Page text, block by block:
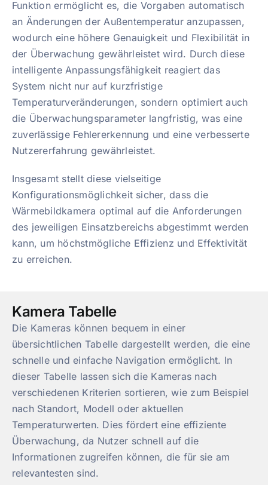
Funktion ermöglicht es, die Vorgaben automatisch
an Änderungen der Außentemperatur anzupassen,
wodurch eine höhere Genauigkeit und Flexibilität in
der Überwachung gewährleistet wird. Durch diese
intelligente Anpassungsfähigkeit reagiert das
System nicht nur auf kurzfristige
Temperaturveränderungen, sondern optimiert auch
die Überwachungsparameter langfristig, was eine
zuverlässige Fehlererkennung und eine verbesserte
Nutzererfahrung gewährleistet.
Insgesamt stellt diese vielseitige
Konfigurationsmöglichkeit sicher, dass die
Wärmebildkamera optimal auf die Anforderungen
des jeweiligen Einsatzbereichs abgestimmt werden
kann, um höchstmögliche Effizienz und Effektivität
zu erreichen.
Kamera Tabelle
Die Kameras können bequem in einer
übersichtlichen Tabelle dargestellt werden, die eine
schnelle und einfache Navigation ermöglicht. In
dieser Tabelle lassen sich die Kameras nach
verschiedenen Kriterien sortieren, wie zum Beispiel
nach Standort, Modell oder aktuellen
Temperaturwerten. Dies fördert eine effiziente
Überwachung, da Nutzer schnell auf die
Informationen zugreifen können, die für sie am
relevantesten sind.